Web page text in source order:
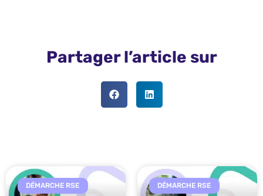
Partager l’article sur
DÉMARCHE RSE DÉMARCHE RSE